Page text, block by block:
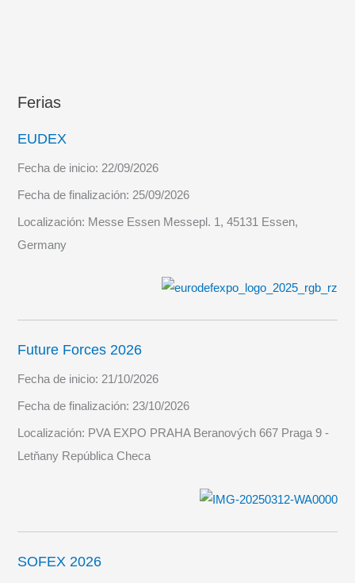
Ferias
EUDEX
Fecha de inicio: 22/09/2026
Fecha de finalización: 25/09/2026
Localización: Messe Essen Messepl. 1, 45131 Essen,
Germany
Future Forces 2026
Fecha de inicio:21/10/2026
Fecha de finalización:23/10/2026
Localización: PVA EXPO PRAHA Beranových 667 Praga 9 -
Letňany República Checa
SOFEX 2026